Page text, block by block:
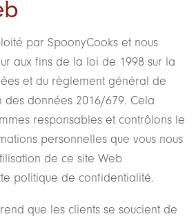
par SpoonyCooks et nous
aux fins de la loi de 1998 sur la
et du règlement général de
des données 2016/679. Cela
responsables et contrôlons le
personnelles que vous nous
de ce site Web
politique de confidentialité.
que les clients se soucient de